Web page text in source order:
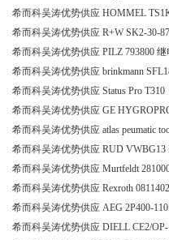
希而科吴涛优势供应 HOMMEL
希而科吴涛优势供应 R+W SK2-30-
希而科吴涛优势供应 PILZ 793800 继
希而科吴涛优势供应 brinkmann
希而科吴涛优势供应 Status Pro T310
希而科吴涛优势供应 GE
希而科吴涛优势供应 atlas peumatic
希而科吴涛优势供应 RUD VWBG13
希而科吴涛优势供应 Murtfeldt
希而科吴涛优势供应 Rexroth
希而科吴涛优势供应 AEG 2P400-
希而科吴涛优势供应 DIELL CE2/